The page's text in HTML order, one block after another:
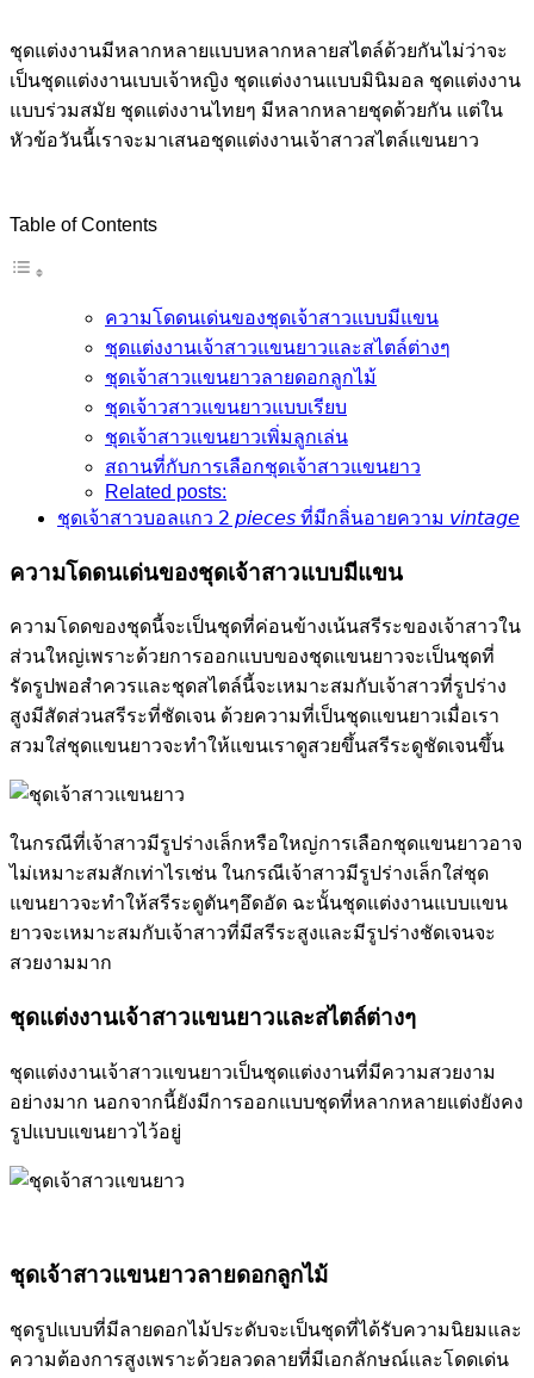
ชุดแต่งงานมีหลากหลายแบบหลากหลายสไตล์ด้วยกันไม่ว่าจะ
เป็นชุดแต่งงานเบบเจ้าหญิง ชุดแต่งงานแบบมินิมอล ชุดแต่งงาน
แบบร่วมสมัย ชุดแต่งงานไทยๆ มีหลากหลายชุดด้วยกัน แต่ใน
หัวข้อวันนี้เราจะมาเสนอชุดแต่งงานเจ้าสาวสไตล์แขนยาว
Table of Contents
ความโดดนเด่นของชุดเจ้าสาวแบบมีแขน
ชุดแต่งงานเจ้าสาวแขนยาวและสไตล์ต่างๆ
ชุดเจ้าสาวแขนยาวลายดอกลูกไม้
ชุดเจ้าวสาวแขนยาวแบบเรียบ
ชุดเจ้าสาวแขนยาวเพิ่มลูกเล่น
สถานที่กับการเลือกชุดเจ้าสาวแขนยาว
Related posts:
ชุดเจ้าสาวบอลแกว 𝟤 𝘱𝘪𝘦𝘤𝘦𝘴 ที่มีกลิ่นอายความ 𝘷𝘪𝘯𝘵𝘢𝘨𝘦
ความโดดนเด่นของชุดเจ้าสาวแบบมีแขน
ความโดดของชุดนี้จะเป็นชุดที่ค่อนข้างเน้นสรีระของเจ้าสาวใน
ส่วนใหญ่เพราะด้วยการออกแบบของชุดแขนยาวจะเป็นชุดที่
รัดรูปพอสำควรและชุดสไตล์นี้จะเหมาะสมกับเจ้าสาวที่รูปร่าง
สูงมีสัดส่วนสรีระที่ชัดเจน ด้วยความที่เป็นชุดแขนยาวเมื่อเรา
สวมใส่ชุดแขนยาวจะทำให้แขนเราดูสวยขึ้นสรีระดูชัดเจนขึ้น
ในกรณีที่เจ้าสาวมีรูปร่างเล็กหรือใหญ่การเลือกชุดแขนยาวอาจ
ไม่เหมาะสมสักเท่าไรเช่น ในกรณีเจ้าสาวมีรูปร่างเล็กใส่ชุด
แขนยาวจะทำให้สรีระดูตันๆอึดอัด ฉะนั้นชุดแต่งงานแบบแขน
ยาวจะเหมาะสมกับเจ้าสาวที่มีสรีระสูงและมีรูปร่างชัดเจนจะ
สวยงามมาก
ชุดแต่งงานเจ้าสาวแขนยาวและสไตล์ต่างๆ
ชุดแต่งงานเจ้าสาวแขนยาวเป็นชุดแต่งงานที่มีความสวยงาม
อย่างมาก นอกจากนี้ยังมีการออกแบบชุดที่หลากหลายแต่งยังคง
รูปแบบแขนยาวไว้อยู่
ชุดเจ้าสาวแขนยาวลายดอกลูกไม้
ชุดรูปแบบที่มีลายดอกไม้ประดับจะเป็นชุดที่ได้รับความนิยมและ
ความต้องการสูงเพราะด้วยลวดลายที่มีเอกลักษณ์และโดดเด่น